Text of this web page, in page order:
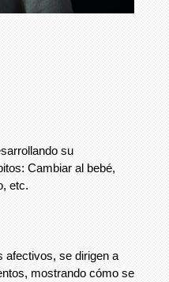
su
Cambiar al bebé,
etc.
afectivos, se dirigen a
mostrando cómo se